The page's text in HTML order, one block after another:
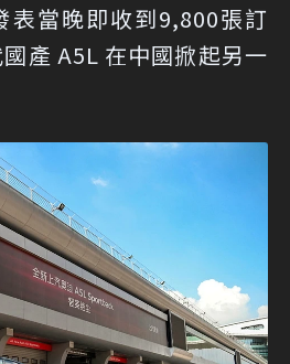
表當晚即收到9,800張訂
產 A5L 在中國掀起另一